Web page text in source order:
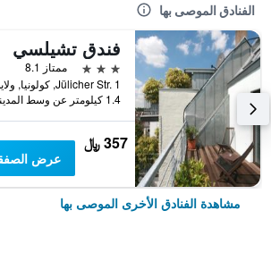
الفنادق الموصى بها
فندق تشيلسي
3 نجوم
ممتاز 8.1
1.4 كيلومتر عن وسط المدينة
357 ﷼
عرض
مشاهدة الفنادق الأخرى الموصى بها